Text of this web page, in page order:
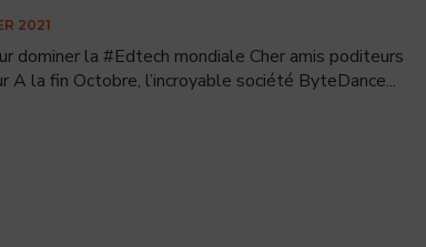
2021
dominer la #Edtech mondiale Cher amis poditeurs
A la fin Octobre, l’incroyable société ByteDance...